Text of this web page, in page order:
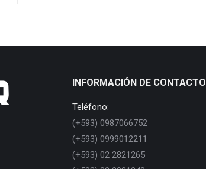
INFORMACIÓN DE CONTACTO
Teléfono:
(+593) 0987066752
(+593) 0999012211
(+593) 02 2821265